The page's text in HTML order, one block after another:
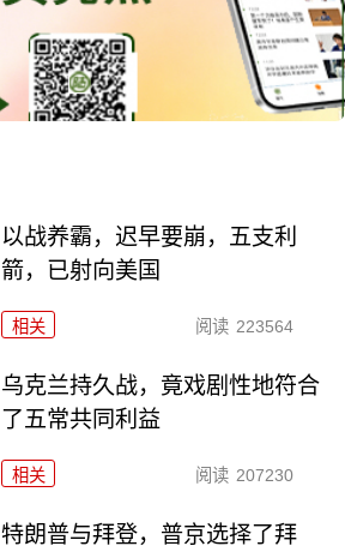
以战养霸，迟早要崩，五支利
箭，已射向美国
相关 阅读 223564
乌克兰持久战，竟戏剧性地符合
了五常共同利益
相关 阅读 207230
特朗普与拜登，普京选择了拜